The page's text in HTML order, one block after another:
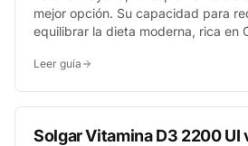
mejor opción. Su capacidad para
equilibrar la dieta moderna, rica en
muy específicas con carencias de
Leer guía
Solgar Vitamina D3 2200 UI